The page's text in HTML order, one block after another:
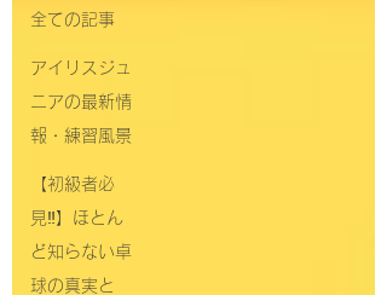
全ての記事
アイリスジュ
ニアの最新情
報・練習風景
【初級者必
見‼】ほとん
ど知らない卓
球の真実と